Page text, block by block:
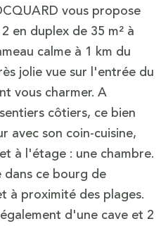
vous propose
en duplex de 35 m² à
calme à 1 km du
jolie vue sur l'entrée du
vous charmer. A
côtiers, ce bien
avec son coin-cuisine,
à l'étage : une chambre.
ce bourg de
à proximité des plages.
d'une cave et 2